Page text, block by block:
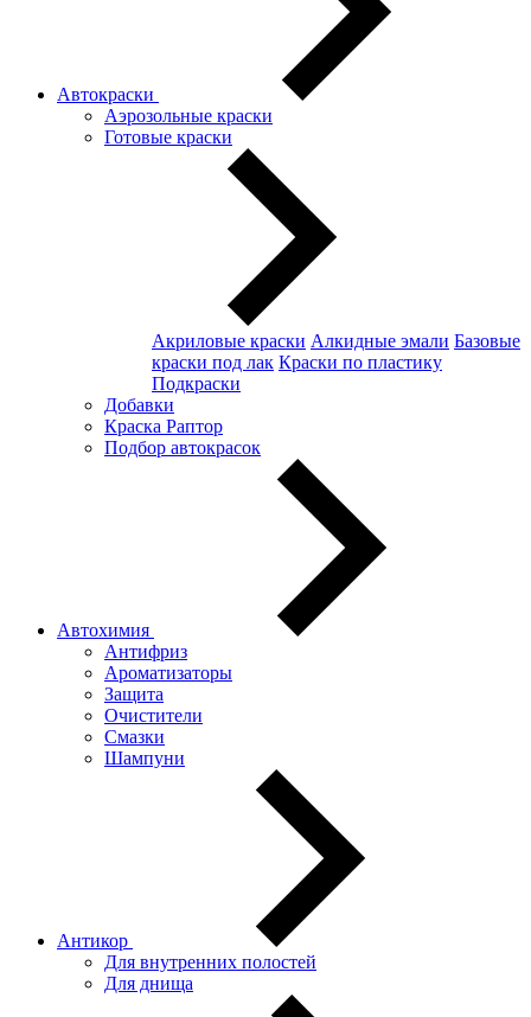
Автокраски
Аэрозольные краски
Готовые краски
Акриловые краски Алкидные эмали Базовые
краски под лак Краски по пластику
Подкраски
Добавки
Краска Раптор
Подбор автокрасок
Автохимия
Антифриз
Ароматизаторы
Защита
Очистители
Смазки
Шампуни
Антикор
Для внутренних полостей
Для днища